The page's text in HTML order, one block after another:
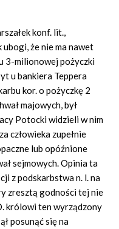
konf. lit.,
że nie ma nawet
3-milionowej pożyczki
u bankiera Teppera
kor. o pożyczkę 2
majowych, był
Potocki widzieli w nim
człowieka zupełnie
lub opóźnione
sejmowych. Opinia ta
z podskarbstwa n. l. na
zresztą godności tej nie
królowi ten wyrządzony
posunąć się na